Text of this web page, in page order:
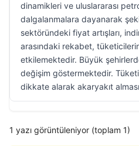
dinamikleri ve uluslararası
dalgalanmalara dayanarak
sektöründeki fiyat artışları,
arasındaki rekabet,
etkilemektedir. Büyük
değişim göstermektedir.
dikkate alarak akaryakıt
1 yazı görüntüleniyor (toplam 1)